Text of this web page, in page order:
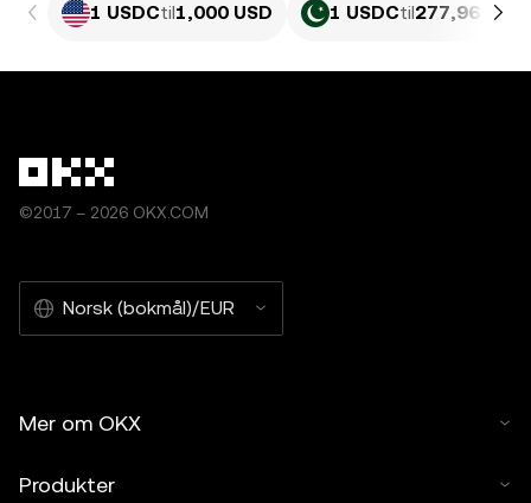
1 USDCtil1,000 USD 1 USDCtil277,96 PKR
©2017 – 2026 OKX.COM
Norsk (bokmål)/EUR
Mer om OKX
Produkter